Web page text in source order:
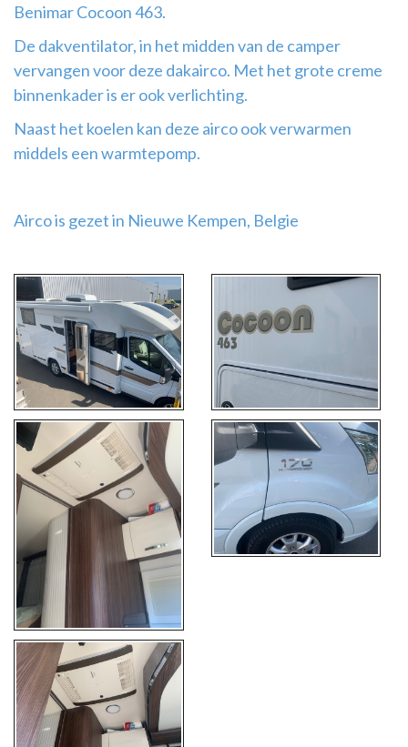
Benimar Cocoon 463.
De dakventilator, in het midden van de camper
vervangen voor deze dakairco. Met het grote creme
binnenkader is er ook verlichting.
Naast het koelen kan deze airco ook verwarmen
middels een warmtepomp.
Airco is gezet in Nieuwe Kempen, Belgie